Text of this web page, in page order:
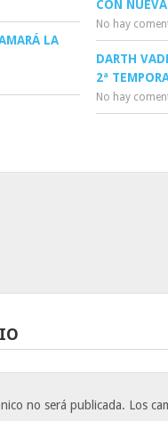
CON
No hay
LA
DARTH
2ª
No hay
no será publicada. Los